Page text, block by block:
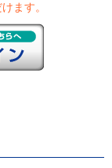
ます。